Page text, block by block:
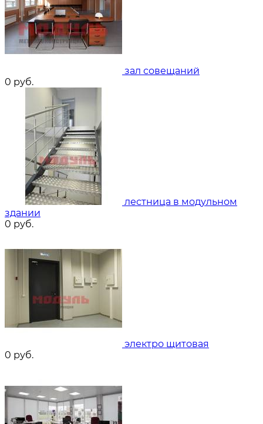
зал совещаний
0 руб.
лестница в модульном
здании
0 руб.
электро щитовая
0 руб.